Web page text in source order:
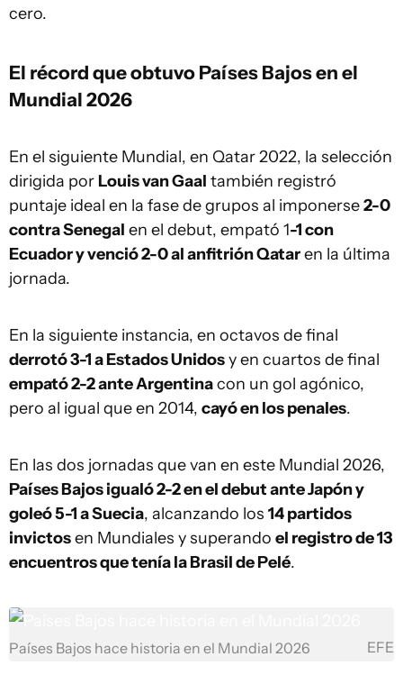
cero.
El récord que obtuvo Países Bajos en el
Mundial 2026
En el siguiente Mundial, en Qatar 2022, la selección
dirigida por Louis van Gaal también registró
puntaje ideal en la fase de grupos al imponerse2-0
contra Senegal en el debut, empató 1-1 con
Ecuador y venció 2-0 al anfitrión Qataren la última
jornada.
En la siguiente instancia, en octavos de final
derrotó 3-1 a Estados Unidosy en cuartos de final
empató 2-2 ante Argentinacon un gol agónico,
pero al igual que en 2014, cayó en los penales.
En las dos jornadas que van en este Mundial 2026,
Países Bajos igualó 2-2 en el debut ante Japón y
goleó 5-1 a Suecia, alcanzando los 14 partidos
invictosen Mundiales y superando el registro de 13
encuentros que tenía la Brasil de Pelé.
Países Bajos hace historia en el Mundial 2026 EFE